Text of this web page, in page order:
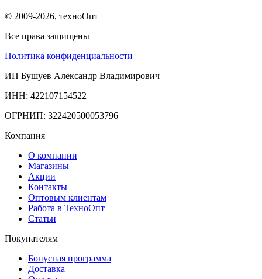
© 2009-2026, техноОпт
Все права защищены
Политика конфиденциальности
ИП Бушуев Александр Владимирович
ИНН: 422107154522
ОГРНИП: 322420500053796
Компания
О компании
Магазины
Акции
Контакты
Оптовым клиентам
Работа в ТехноОпт
Статьи
Покупателям
Бонусная программа
Доставка